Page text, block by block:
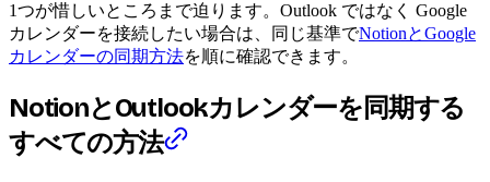
1つが惜しいところまで迫ります。Outlook ではなく Google
カレンダーを接続したい場合は、同じ基準でNotionとGoogle
カレンダーの同期方法を順に確認できます。
NotionとOutlookカレンダーを同期する
すべての方法